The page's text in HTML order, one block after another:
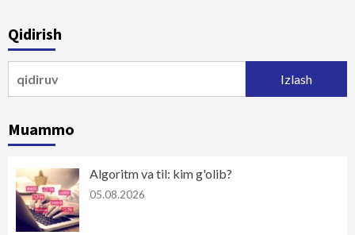
Qidirish
Muammo
Algoritm va til: kim g'olib?
05.08.2026